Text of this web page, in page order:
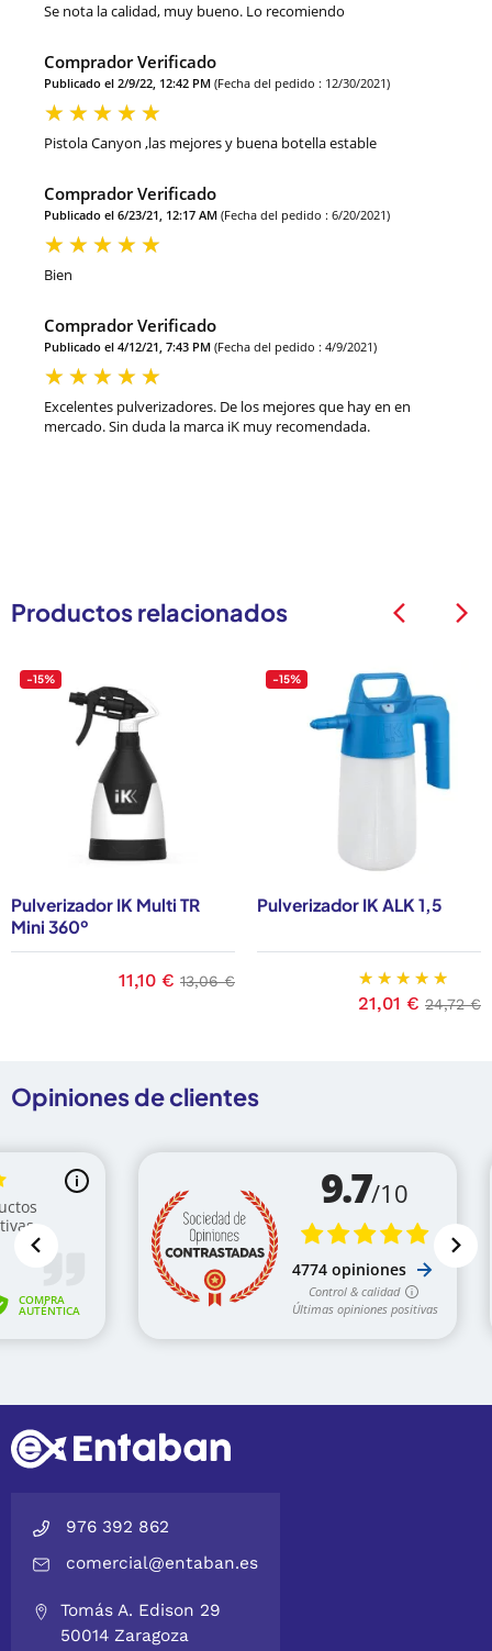
Se nota la calidad, muy bueno. Lo recomiendo
Comprador Verificado
Publicado el 2/9/22, 12:42 PM (Fecha del pedido : 12/30/2021)
Pistola Canyon ,las mejores y buena botella estable
Comprador Verificado
Publicado el 6/23/21, 12:17 AM (Fecha del pedido : 6/20/2021)
Bien
Comprador Verificado
Publicado el 4/12/21, 7:43 PM (Fecha del pedido : 4/9/2021)
Excelentes pulverizadores. De los mejores que hay en en
mercado. Sin duda la marca iK muy recomendada.
Productos relacionados
Pulverizador IK Multi TR
Mini 360º
-15%
Precio
11,10 € Precio base
13,06 €
Pulverizador IK ALK 1,5
-15%
Precio
21,01 € Precio
24,72 €
arrow_back_ios arrow_back_ios
Opiniones de clientes
976 392 862
comercial@entaban.es
Tomás A. Edison 29
50014 Zaragoza